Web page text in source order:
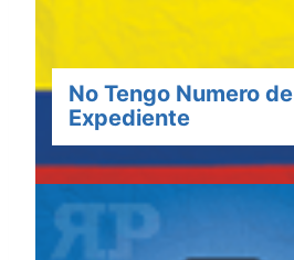
No Tengo Numero de
Expediente